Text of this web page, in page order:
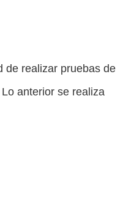
de realizar pruebas de
anterior se realiza